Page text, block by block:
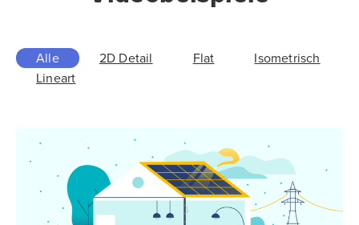
Alle 2D Detail Flat
Isometrisch
Lineart